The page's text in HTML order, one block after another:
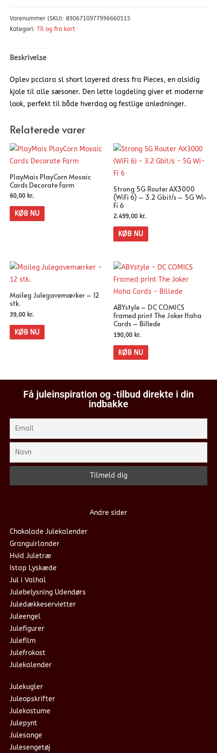
Varenummer (SKU): 8906710977996660515
Kategori: Til og fra kort
Beskrivelse
Oplev pcclara sl short layered dress fra Pieces, en alsidig
kjole til alle sæsoner. Den lette lagdeling giver et moderne
look, perfekt til både hverdag og festlige anledninger.
Relaterede varer
PlayMais PlayCorn Mosaic
Cards Decorate Farm
60,00 kr.
KØB NU
Strong 5G Router AX3000
(WiFi 6) – 3.2 Gbit/s – 5G Wi-
Fi 6
2.499,00 kr.
KØB NU
Maileg Julegavemærker – 12
stk.
39,00 kr.
KØB NU
ABYstyle – DC COMICS
Framed print The Joker Haha
Cards – Billede
190,00 kr.
KØB NU
Få juleinspiration og -tilbud direkte i din
indbakke
Andre sider
Chokolade Julekalender
Granguirlander
Hvid Juletræ
Istap Lyskæde
Jul i Valhal
Julebelysning Udendørs
Juledækkeservietter
Juleengel
Julefigurer
Julefilm
Julefrokost
Julekalender
Julekugler
Juleopskrifter
Julekostume
Julepynt
Julesange
Julesengetøj